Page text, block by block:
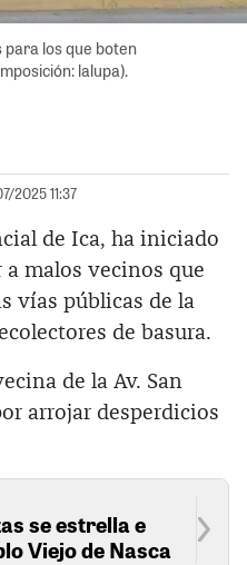
para los que boten
lalupa).
2025 11:37
de Ica, ha iniciado
malos vecinos que
vías públicas de la
de basura.
de la Av. San
arrojar desperdicios
se estrella e
Viejo de Nasca